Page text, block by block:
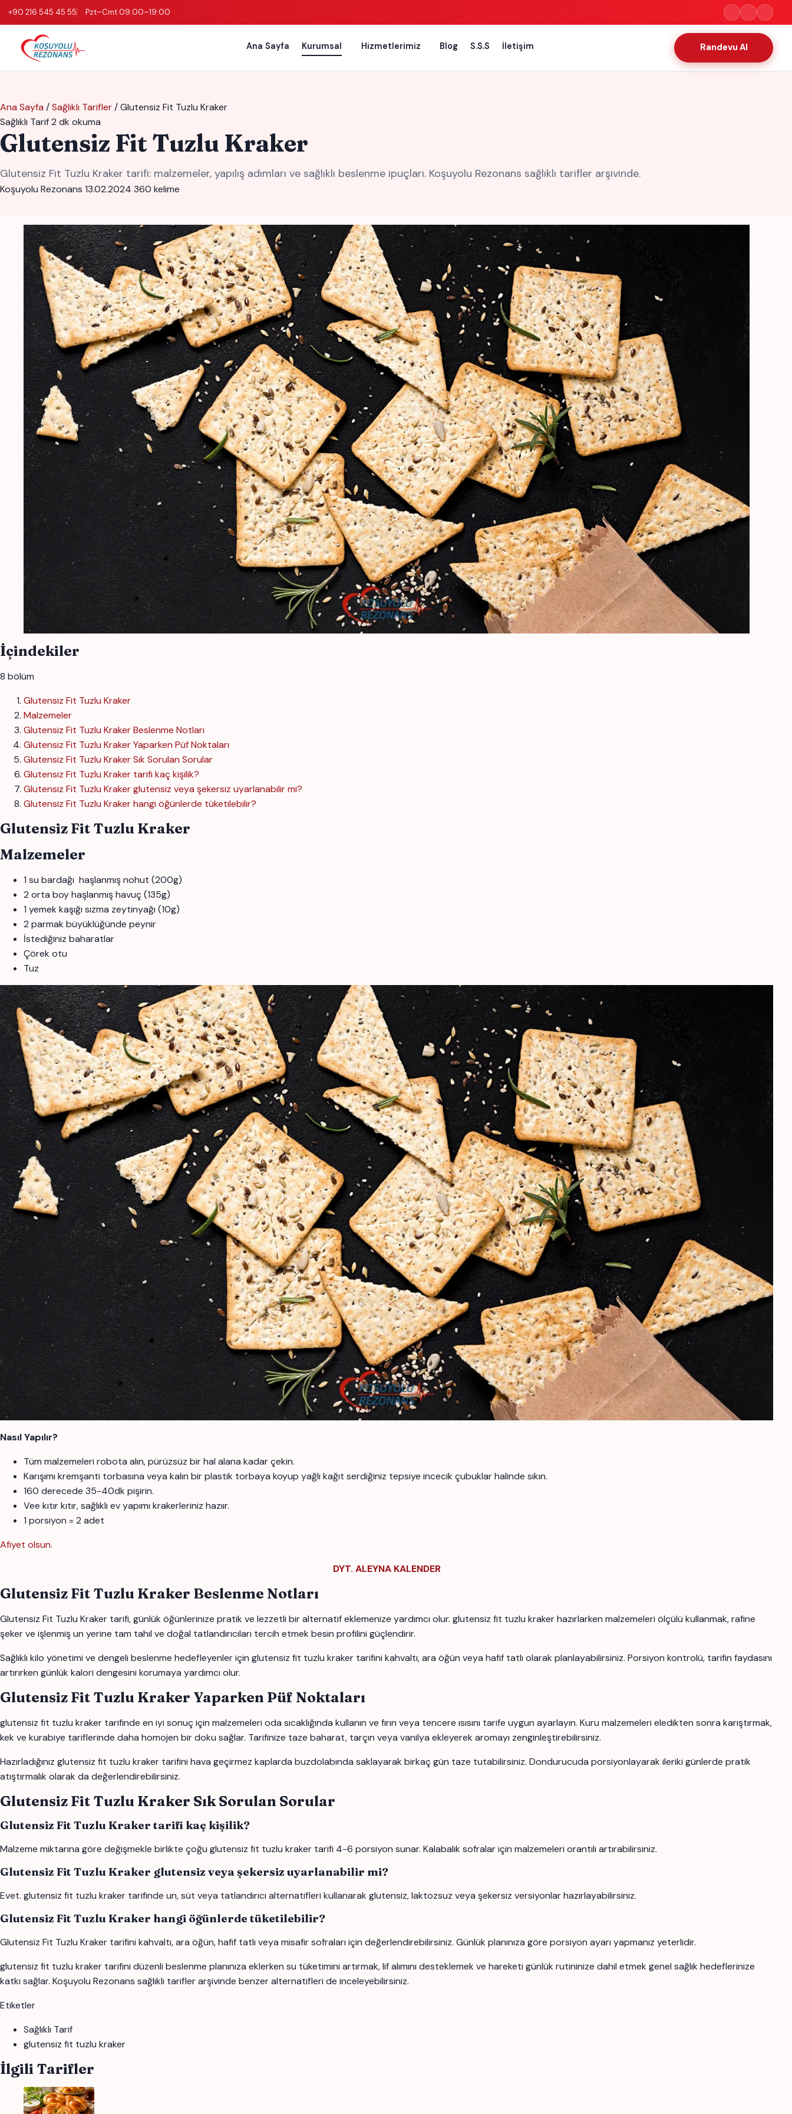
+90 216 545 45 55 Pzt–Cmt 09:00–19:00
Ana Sayfa Kurumsal Hizmetlerimiz Blog S.S.S İletişim Randevu Al
Ana Sayfa /Sağlıklı Tarifler/Glutensiz Fit Tuzlu Kraker
Sağlıklı Tarif2 dk okuma
Glutensiz Fit Tuzlu Kraker
Glutensiz Fit Tuzlu Kraker tarifi: malzemeler, yapılış adımları ve sağlıklı beslenme ipuçları. Koşuyolu Rezonans sağlıklı tarifler arşivinde.
Koşuyolu Rezonans 13.02.2024 360 kelime
İçindekiler
8 bölüm
Glutensiz Fit Tuzlu Kraker
Malzemeler
Glutensiz Fit Tuzlu Kraker Beslenme Notları
Glutensiz Fit Tuzlu Kraker Yaparken Püf Noktaları
Glutensiz Fit Tuzlu Kraker Sık Sorulan Sorular
Glutensiz Fit Tuzlu Kraker tarifi kaç kişilik?
Glutensiz Fit Tuzlu Kraker glutensiz veya şekersiz uyarlanabilir mi?
Glutensiz Fit Tuzlu Kraker hangi öğünlerde tüketilebilir?
Glutensiz Fit Tuzlu Kraker
Malzemeler
1 su bardağı haşlanmış nohut (200g)
2 orta boy haşlanmış havuç (135g)
1 yemek kaşığı sızma zeytinyağı (10g)
2 parmak büyüklüğünde peynir
İstediğiniz baharatlar
Çörek otu
Tuz
Nasıl Yapılır?
Tüm malzemeleri robota alın, pürüzsüz bir hal alana kadar çekin.
Karışımı kremşanti torbasına veya kalın bir plastik torbaya koyup yağlı kağıt serdiğiniz tepsiye incecik çubuklar halinde sıkın.
160 derecede 35-40dk pişirin.
Vee kıtır kıtır, sağlıklı ev yapımı krakerleriniz hazıır.
1 porsiyon = 2 adet
Afiyet olsun.
DYT. ALEYNA KALENDER
Glutensiz Fit Tuzlu Kraker Beslenme Notları
Glutensiz Fit Tuzlu Kraker tarifi, günlük öğünlerinize pratik ve lezzetli bir alternatif eklemenize yardımcı olur. glutensiz fit tuzlu kraker hazırlarken malzemeleri ölçülü kullanmak, rafine
şeker ve işlenmiş un yerine tam tahıl ve doğal tatlandırıcıları tercih etmek besin profilini güçlendirir.
Sağlıklı kilo yönetimi ve dengeli beslenme hedefleyenler için glutensiz fit tuzlu kraker tarifini kahvaltı, ara öğün veya hafif tatlı olarak planlayabilirsiniz. Porsiyon kontrolü, tarifin faydasını
artırırken günlük kalori dengesini korumaya yardımcı olur.
Glutensiz Fit Tuzlu Kraker Yaparken Püf Noktaları
glutensiz fit tuzlu kraker tarifinde en iyi sonuç için malzemeleri oda sıcaklığında kullanın ve fırın veya tencere ısısını tarife uygun ayarlayın. Kuru malzemeleri eledikten sonra karıştırmak,
kek ve kurabiye tariflerinde daha homojen bir doku sağlar. Tarifinize taze baharat, tarçın veya vanilya ekleyerek aromayı zenginleştirebilirsiniz.
Hazırladığınız glutensiz fit tuzlu kraker tarifini hava geçirmez kaplarda buzdolabında saklayarak birkaç gün taze tutabilirsiniz. Dondurucuda porsiyonlayarak ileriki günlerde pratik
atıştırmalık olarak da değerlendirebilirsiniz.
Glutensiz Fit Tuzlu Kraker Sık Sorulan Sorular
Glutensiz Fit Tuzlu Kraker tarifi kaç kişilik?
Malzeme miktarına göre değişmekle birlikte çoğu glutensiz fit tuzlu kraker tarifi 4-6 porsiyon sunar. Kalabalık sofralar için malzemeleri orantılı artırabilirsiniz.
Glutensiz Fit Tuzlu Kraker glutensiz veya şekersiz uyarlanabilir mi?
Evet. glutensiz fit tuzlu kraker tarifinde un, süt veya tatlandırıcı alternatifleri kullanarak glutensiz, laktozsuz veya şekersiz versiyonlar hazırlayabilirsiniz.
Glutensiz Fit Tuzlu Kraker hangi öğünlerde tüketilebilir?
Glutensiz Fit Tuzlu Kraker tarifini kahvaltı, ara öğün, hafif tatlı veya misafir sofraları için değerlendirebilirsiniz. Günlük planınıza göre porsiyon ayarı yapmanız yeterlidir.
glutensiz fit tuzlu kraker tarifini düzenli beslenme planınıza eklerken su tüketimini artırmak, lif alımını desteklemek ve hareketi günlük rutininize dahil etmek genel sağlık hedeflerinize
katkı sağlar. Koşuyolu Rezonans sağlıklı tarifler arşivinde benzer alternatifleri de inceleyebilirsiniz.
Etiketler
Sağlıklı Tarif
glutensiz fit tuzlu kraker
İlgili Tarifler